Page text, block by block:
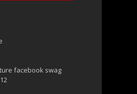
facebook swag